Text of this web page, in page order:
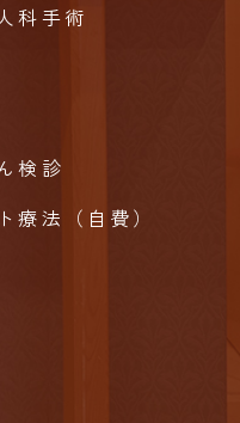
科手術
検診
療法（自費）